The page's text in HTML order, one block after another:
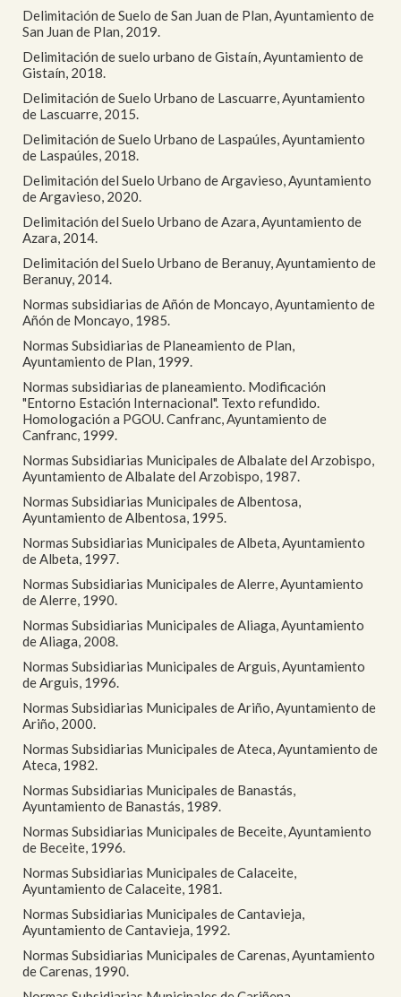
Delimitación de Suelo de San Juan de Plan, Ayuntamiento de
San Juan de Plan, 2019.
Delimitación de suelo urbano de Gistaín, Ayuntamiento de
Gistaín, 2018.
Delimitación de Suelo Urbano de Lascuarre, Ayuntamiento
de Lascuarre, 2015.
Delimitación de Suelo Urbano de Laspaúles, Ayuntamiento
de Laspaúles, 2018.
Delimitación del Suelo Urbano de Argavieso, Ayuntamiento
de Argavieso, 2020.
Delimitación del Suelo Urbano de Azara, Ayuntamiento de
Azara, 2014.
Delimitación del Suelo Urbano de Beranuy, Ayuntamiento de
Beranuy, 2014.
Normas subsidiarias de Añón de Moncayo, Ayuntamiento de
Añón de Moncayo, 1985.
Normas Subsidiarias de Planeamiento de Plan,
Ayuntamiento de Plan, 1999.
Normas subsidiarias de planeamiento. Modificación
"Entorno Estación Internacional". Texto refundido.
Homologación a PGOU. Canfranc, Ayuntamiento de
Canfranc, 1999.
Normas Subsidiarias Municipales de Albalate del Arzobispo,
Ayuntamiento de Albalate del Arzobispo, 1987.
Normas Subsidiarias Municipales de Albentosa,
Ayuntamiento de Albentosa, 1995.
Normas Subsidiarias Municipales de Albeta, Ayuntamiento
de Albeta, 1997.
Normas Subsidiarias Municipales de Alerre, Ayuntamiento
de Alerre, 1990.
Normas Subsidiarias Municipales de Aliaga, Ayuntamiento
de Aliaga, 2008.
Normas Subsidiarias Municipales de Arguis, Ayuntamiento
de Arguis, 1996.
Normas Subsidiarias Municipales de Ariño, Ayuntamiento de
Ariño, 2000.
Normas Subsidiarias Municipales de Ateca, Ayuntamiento de
Ateca, 1982.
Normas Subsidiarias Municipales de Banastás,
Ayuntamiento de Banastás, 1989.
Normas Subsidiarias Municipales de Beceite, Ayuntamiento
de Beceite, 1996.
Normas Subsidiarias Municipales de Calaceite,
Ayuntamiento de Calaceite, 1981.
Normas Subsidiarias Municipales de Cantavieja,
Ayuntamiento de Cantavieja, 1992.
Normas Subsidiarias Municipales de Carenas, Ayuntamiento
de Carenas, 1990.